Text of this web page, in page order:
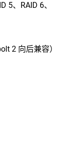
5、RAID 6、
2 向后兼容）